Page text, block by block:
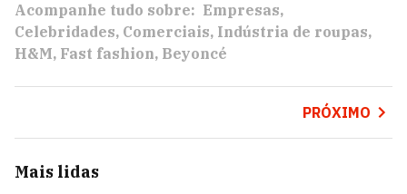
Acompanhe tudo sobre: Empresas
Celebridades Comerciais Indústria de roupas
H&M Fast fashion Beyoncé
PRÓXIMO
Mais lidas